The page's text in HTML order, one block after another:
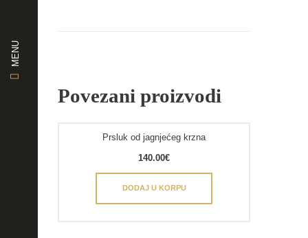
MENU
Povezani proizvodi
Prsluk od jagnjećeg krzna
140.00€
DODAJ U KORPU